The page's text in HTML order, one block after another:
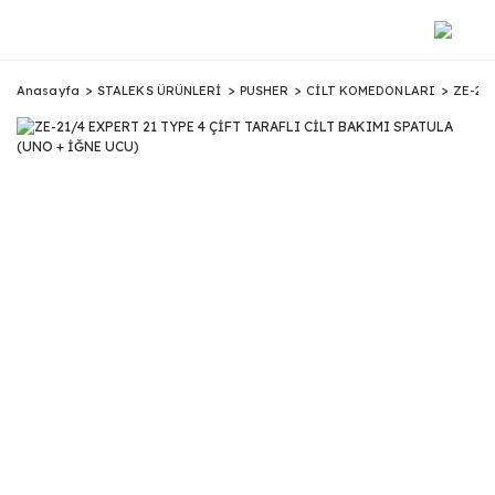
Anasayfa STALEKS ÜRÜNLERİ PUSHER CİLT KOMEDONLARI ZE-